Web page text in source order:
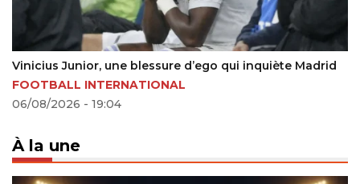
Junior, une blessure d’ego qui inquiète Madrid
INTERNATIONAL
- 19:04
À la une